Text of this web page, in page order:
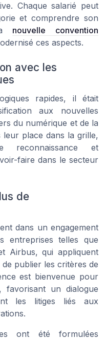
Chaque salarié peut
et comprendre son
nouvelle convention
ces aspects.
avec les
rapides, il était
aux nouvelles
du numérique et de la
place dans la grille,
reconnaissance et
faire dans le secteur
de
dans un engagement
entreprises telles que
Airbus, qui appliquent
publier les critères de
est bienvenue pour
favorisant un dialogue
les litiges liés aux
ont été formulées